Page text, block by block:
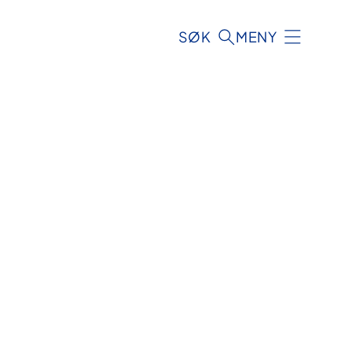
SØK MENY